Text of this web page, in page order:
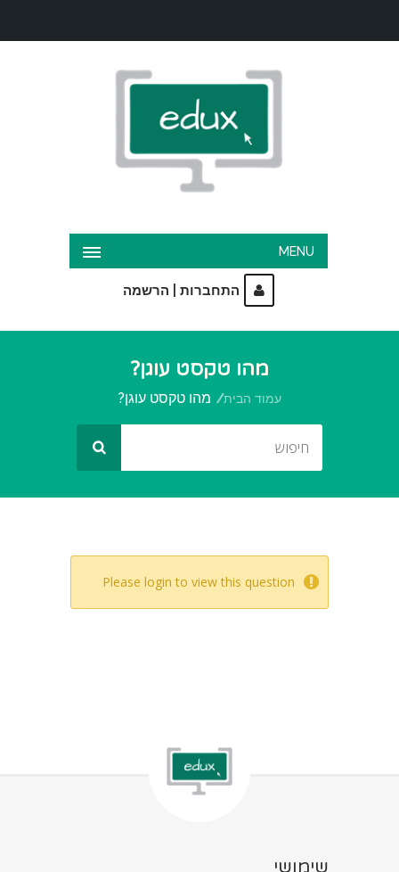
MENU
התחברות הרשמה
מהו טקסט עוגן?
עמוד הבית מהו טקסט עוגן?
Please login to view this question
שימושי